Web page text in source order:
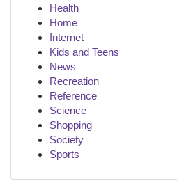
Health
Home
Internet
Kids and Teens
News
Recreation
Reference
Science
Shopping
Society
Sports